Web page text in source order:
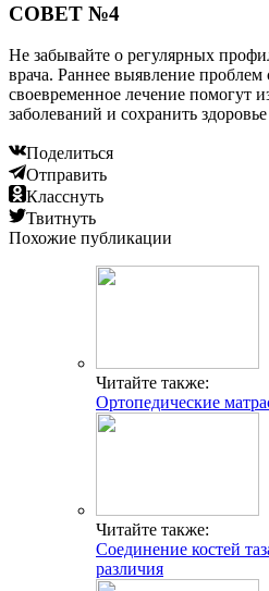
СОВЕТ №4
Не забывайте о регулярных
врача. Раннее выявление
своевременное лечение помогут
заболеваний и сохранить
Поделиться
Отправить
Класснуть
Твитнуть
Похожие публикации
Читайте также:
Ортопедические
Читайте также:
Соединение костей
различия